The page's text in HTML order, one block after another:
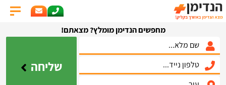
מחפשים הנדימן מומלץ? מצאתם!
שליחה